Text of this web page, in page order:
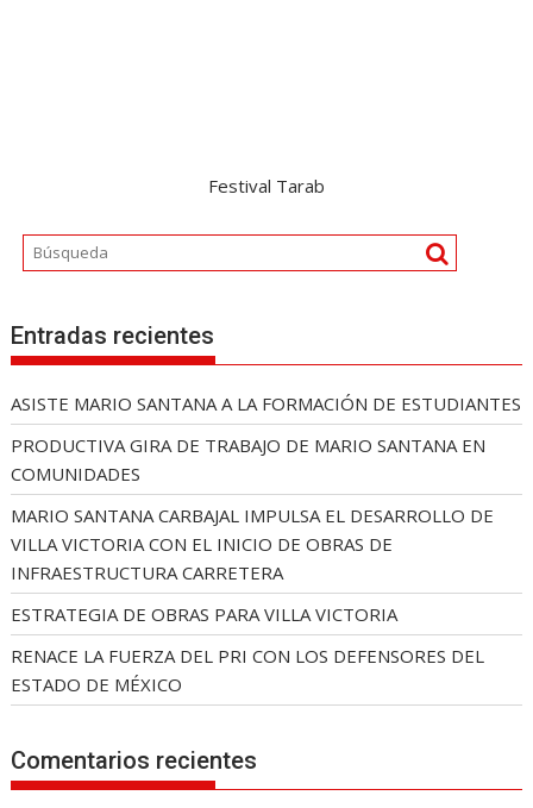
Festival Tarab
Entradas recientes
ASISTE MARIO SANTANA A LA FORMACIÓN DE ESTUDIANTES
PRODUCTIVA GIRA DE TRABAJO DE MARIO SANTANA EN
COMUNIDADES
MARIO SANTANA CARBAJAL IMPULSA EL DESARROLLO DE
VILLA VICTORIA CON EL INICIO DE OBRAS DE
INFRAESTRUCTURA CARRETERA
ESTRATEGIA DE OBRAS PARA VILLA VICTORIA
RENACE LA FUERZA DEL PRI CON LOS DEFENSORES DEL
ESTADO DE MÉXICO
Comentarios recientes